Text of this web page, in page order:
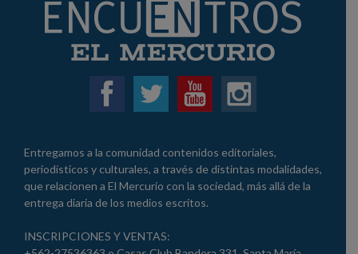
Entregamos a la comunidad contenidos editoriales,
periodísticos y culturales, a través de distintas modalidades,
que relacionen a El Mercurio con la sociedad, más allá de la
entrega diaria de los medios escritos.
INSCRIPCIONES Y VENTAS: